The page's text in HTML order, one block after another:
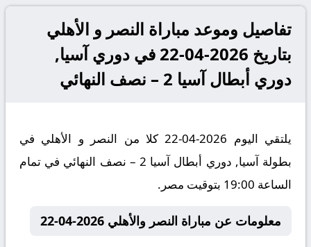
تفاصيل وموعد مباراة النصر و الأهلي
بتاريخ 2026-04-22 في دوري آسيا,
دوري أبطال آسيا 2 – نصف النهائي
يلتقي اليوم 2026-04-22 كلا من النصر و الأهلي في
بطولة آسيا, دوري أبطال آسيا 2 – نصف النهائي في تمام
الساعة 19:00 بتوقيت مصر.
معلومات عن مباراة النصر والأهلي 2026-04-22